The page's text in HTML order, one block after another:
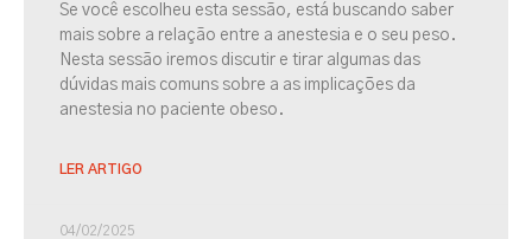
Se você escolheu esta sessão, está buscando saber
mais sobre a relação entre a anestesia e o seu peso.
Nesta sessão iremos discutir e tirar algumas das
dúvidas mais comuns sobre a as implicações da
anestesia no paciente obeso.
LER ARTIGO
04/02/2025